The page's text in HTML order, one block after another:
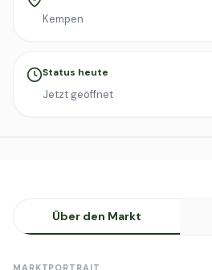
Kempen
Status heute
Jetzt geöffnet
Über den Markt
MARKTPORTRAIT